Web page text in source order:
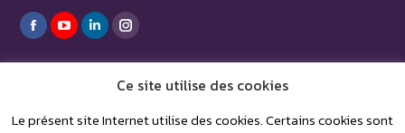
Trouvez nous sur :
Facebook
page
in
YouTube
page
in
LinkedIn
page
opens
in
Instagram
page
opens
in
Ce site utilise des cookies
Le présent site Internet utilise des cookies. Certains cookies sont